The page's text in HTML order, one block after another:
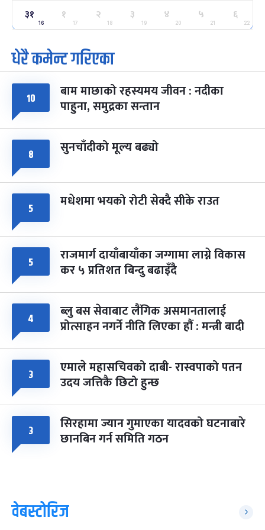
२५
मंगल
ग्याल्पो ल्होसार
फाल्गुन २५, २०८३ Mar 9, 2027
७ महिना बाँकी
७
आइत
पूर्णिमा व्रत
चैत्र ७, २०८३-Mar 21, 2027
८ फागुपूर्णिमा
चैत्र ८, २०८३-Mar 22, 2027
७ महिना बाँकी
३१
16
१
17
२
18
३
19
४
20
५
21
६
22
धेरै कमेन्ट गरिएका
१० बाम माछाको रहस्यमय जीवन : नदीका
पाहुना, समुद्रका सन्तान
८ सुनचाँदीको मूल्य बढ्यो
५ मधेशमा भयको रोटी सेक्दै सीके राउत
५ राजमार्ग दायाँबायाँका जग्गामा लाग्ने विकास
कर ५ प्रतिशत बिन्दु बढाइँदै
४ ब्लु बस सेवाबाट लैंगिक असमानतालाई
प्रोत्साहन नगर्ने नीति लिएका हौं : मन्त्री बादी
३ एमाले महासचिवको दाबी- रास्वपाको पतन
उदय जत्तिकै छिटो हुन्छ
३ सिरहामा ज्यान गुमाएका यादवको घटनाबारे
छानबिन गर्न समिति गठन
वेबस्टोरिज